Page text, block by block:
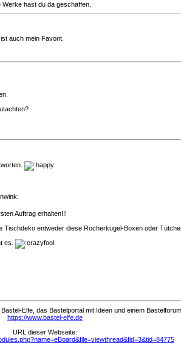
hast du da geschaffen.
auch mein Favorit.
Auftrag erhalten!!!
Tischdeko entweder diese Rocherkugel-Boxen oder
es.
Elfe, das Bastelportal mit Ideen und einem Bastelforum.
https://www.bastel-elfe.de
URL dieser Webseite: